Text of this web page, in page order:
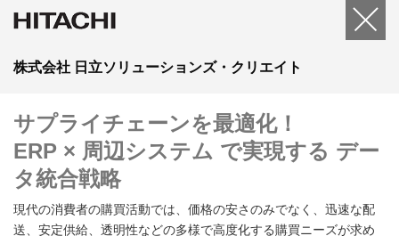
株式会社 日立ソリューションズ・クリエイト
サプライチェーンを最適化！
ERP × 周辺システム で実現する デー
タ統合戦略
現代の消費者の購買活動では、価格の安さのみでなく、迅速な配
送、安定供給、透明性などの多様で高度化する購買ニーズが求め